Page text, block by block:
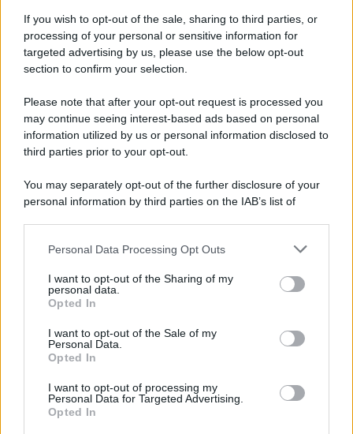
If you wish to opt-out of the sale, sharing to third parties, or
processing of your personal or sensitive information for
targeted advertising by us, please use the below opt-out
section to confirm your selection.
Please note that after your opt-out request is processed you
may continue seeing interest-based ads based on personal
information utilized by us or personal information disclosed to
third parties prior to your opt-out.
You may separately opt-out of the further disclosure of your
personal information by third parties on the IAB’s list of
This information may also be disclosed by us to third parties
disclose it to other third parties.
Please note that this website/app uses one or more Google
services and may gather and store information including but
not limited to your visit or usage behaviour. You may click to
grant or deny consent to Google and its third-party tags to
consent section.
Personal Data Processing Opt Outs
I want to opt-out of the Sharing of my
personal data.
Opted In
I want to opt-out of the Sale of my
Personal Data.
Opted In
I want to opt-out of processing my
Personal Data for Targeted Advertising.
Opted In